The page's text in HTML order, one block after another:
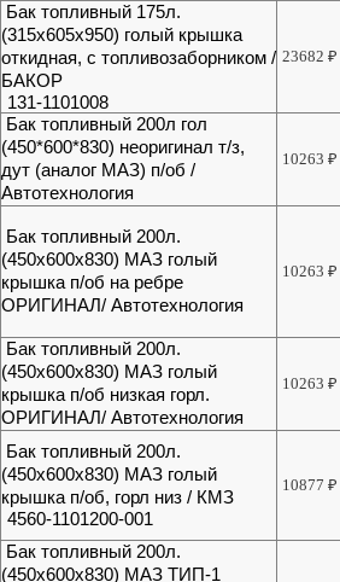
Бак топливный 175л.
(315х605х950) голый крышка
откидная, с топливозаборником /
БАКОР
131-1101008
23682₽
Бак топливный 200л гол
(450*600*830) неоригинал т/з,
дут (аналог МАЗ) п/об /
Автотехнология
10263₽
Бак топливный 200л.
(450х600х830) МАЗ голый
крышка п/об на ребре
ОРИГИНАЛ/ Автотехнология
10263₽
Бак топливный 200л.
(450х600х830) МАЗ голый
крышка п/об низкая горл.
ОРИГИНАЛ/ Автотехнология
10263₽
Бак топливный 200л.
(450х600х830) МАЗ голый
крышка п/об, горл низ / КМЗ
4560-1101200-001
10877₽
Бак топливный 200л.
(450х600х830) МАЗ ТИП-1